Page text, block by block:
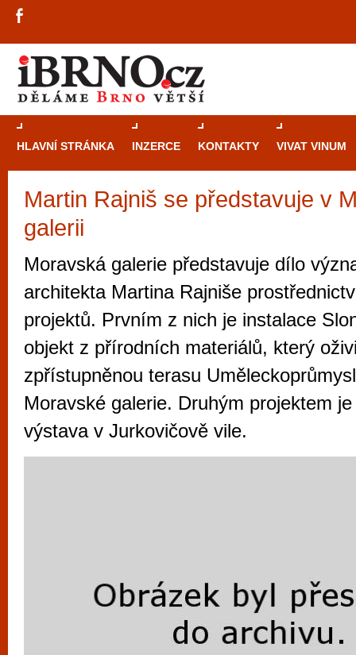
HLAVNÍ STRÁNKA INZERCE KONTAKTY VIVAT VINUM
Martin Rajniš se představuje v
galerii
Moravská galerie představuje dílo
architekta Martina Rajniše
projektů. Prvním z nich je instalace
objekt z přírodních materiálů, který
zpřístupněnou terasu
Moravské galerie. Druhým projektem
výstava v Jurkovičově vile.
Průvodce
Brno je
zajímavé
restaurace,
Mimo jiné je ale také místem, kde si
vyzkoušet různé kasinové hry. V
metropoli naleznete širokou nabídku her
po moderní automaty jak pro pravidelné
příležitostné hráče. V...